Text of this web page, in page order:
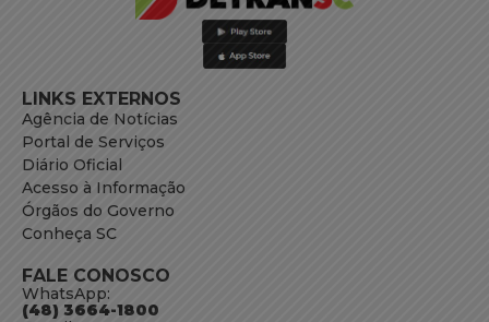
LINKS EXTERNOS
Agência de Notícias
Portal de Serviços
Diário Oficial
Acesso à Informação
Órgãos do Governo
Conheça SC
FALE CONOSCO
WhatsApp:
(48) 3664-1800